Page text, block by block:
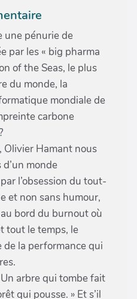
une pénurie de
par les « big pharma
of the Seas, le plus
du monde, la
mondiale de
carbone
Olivier Hamant nous
monde
l’obsession du tout-
et non sans humour,
bord du burnout où
tout le temps, le
de la performance qui
arbre qui tombe fait
qui pousse. » Et s’il